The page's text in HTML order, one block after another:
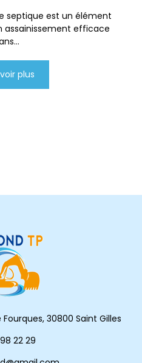
septique est un élément
assainissement efficace
plus
30800 Saint Gilles
22 29